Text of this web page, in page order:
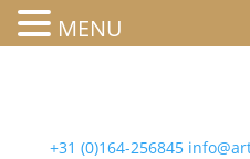
+31 (0)164-256845
MENU